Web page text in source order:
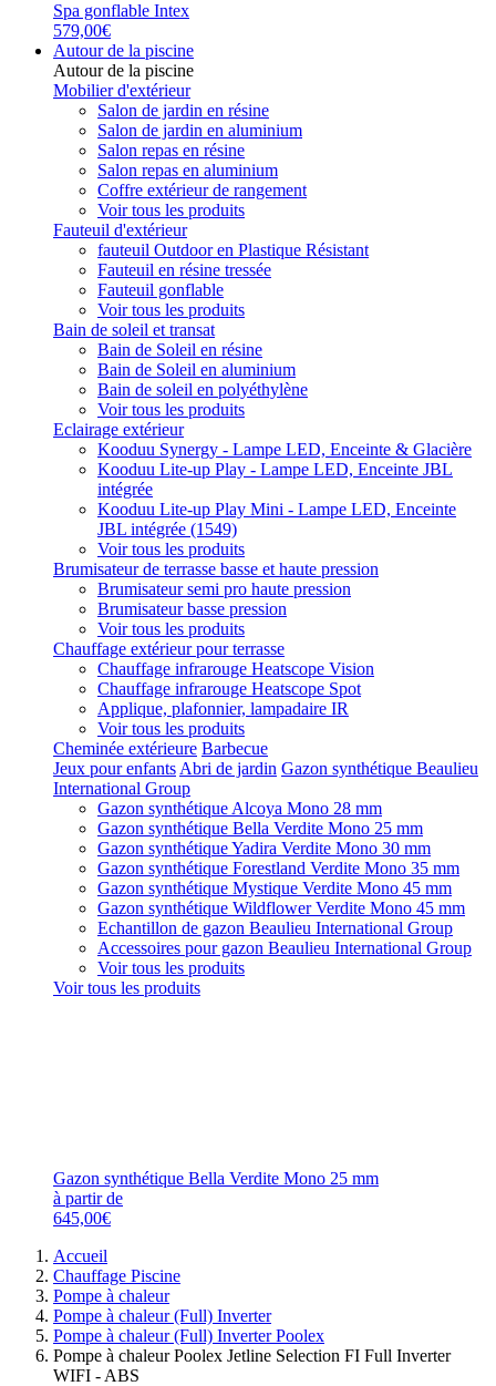
Spa gonflable Intex
579,00€
Autour de la piscine
Autour de la piscine
Mobilier d'extérieur
Salon de jardin en résine
Salon de jardin en aluminium
Salon repas en résine
Salon repas en aluminium
Coffre extérieur de rangement
Voir tous les produits
Fauteuil d'extérieur
fauteuil Outdoor en Plastique Résistant
Fauteuil en résine tressée
Fauteuil gonflable
Voir tous les produits
Bain de soleil et transat
Bain de Soleil en résine
Bain de Soleil en aluminium
Bain de soleil en polyéthylène
Voir tous les produits
Eclairage extérieur
Kooduu Synergy - Lampe LED, Enceinte & Glacière
Kooduu Lite-up Play - Lampe LED, Enceinte JBL
intégrée
Kooduu Lite-up Play Mini - Lampe LED, Enceinte
JBL intégrée (1549)
Voir tous les produits
Brumisateur de terrasse basse et haute pression
Brumisateur semi pro haute pression
Brumisateur basse pression
Voir tous les produits
Chauffage extérieur pour terrasse
Chauffage infrarouge Heatscope Vision
Chauffage infrarouge Heatscope Spot
Applique, plafonnier, lampadaire IR
Voir tous les produits
Cheminée extérieure Barbecue
Jeux pour enfants Abri de jardin Gazon synthétique Beaulieu
International Group
Gazon synthétique Alcoya Mono 28 mm
Gazon synthétique Bella Verdite Mono 25 mm
Gazon synthétique Yadira Verdite Mono 30 mm
Gazon synthétique Forestland Verdite Mono 35 mm
Gazon synthétique Mystique Verdite Mono 45 mm
Gazon synthétique Wildflower Verdite Mono 45 mm
Echantillon de gazon Beaulieu International Group
Accessoires pour gazon Beaulieu International Group
Voir tous les produits
Voir tous les produits
Gazon synthétique Bella Verdite Mono 25 mm
à partir de
645,00€
Accueil
Chauffage Piscine
Pompe à chaleur
Pompe à chaleur (Full) Inverter
Pompe à chaleur (Full) Inverter Poolex
Pompe à chaleur Poolex Jetline Selection FI Full Inverter
WIFI - ABS